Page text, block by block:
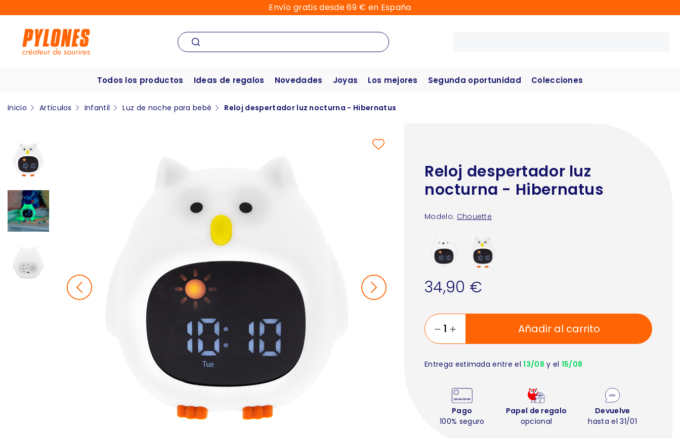
Envío gratis desde 69 € en España
Todos los productos Ideas de regalos Novedades Joyas Los mejores Segunda oportunidad Colecciones
Inicio Artículos Infantil Luz de noche para bebé Reloj despertador luz nocturna - Hibernatus
Reloj despertador luz
nocturna - Hibernatus
Modelo: Chouette
34,90 €
Añadir al carrito
Entrega estimada entre el13/08 y el 15/08
Pago
100% seguro
Papel de regalo
opcional
Devuelve
hasta el 31/01